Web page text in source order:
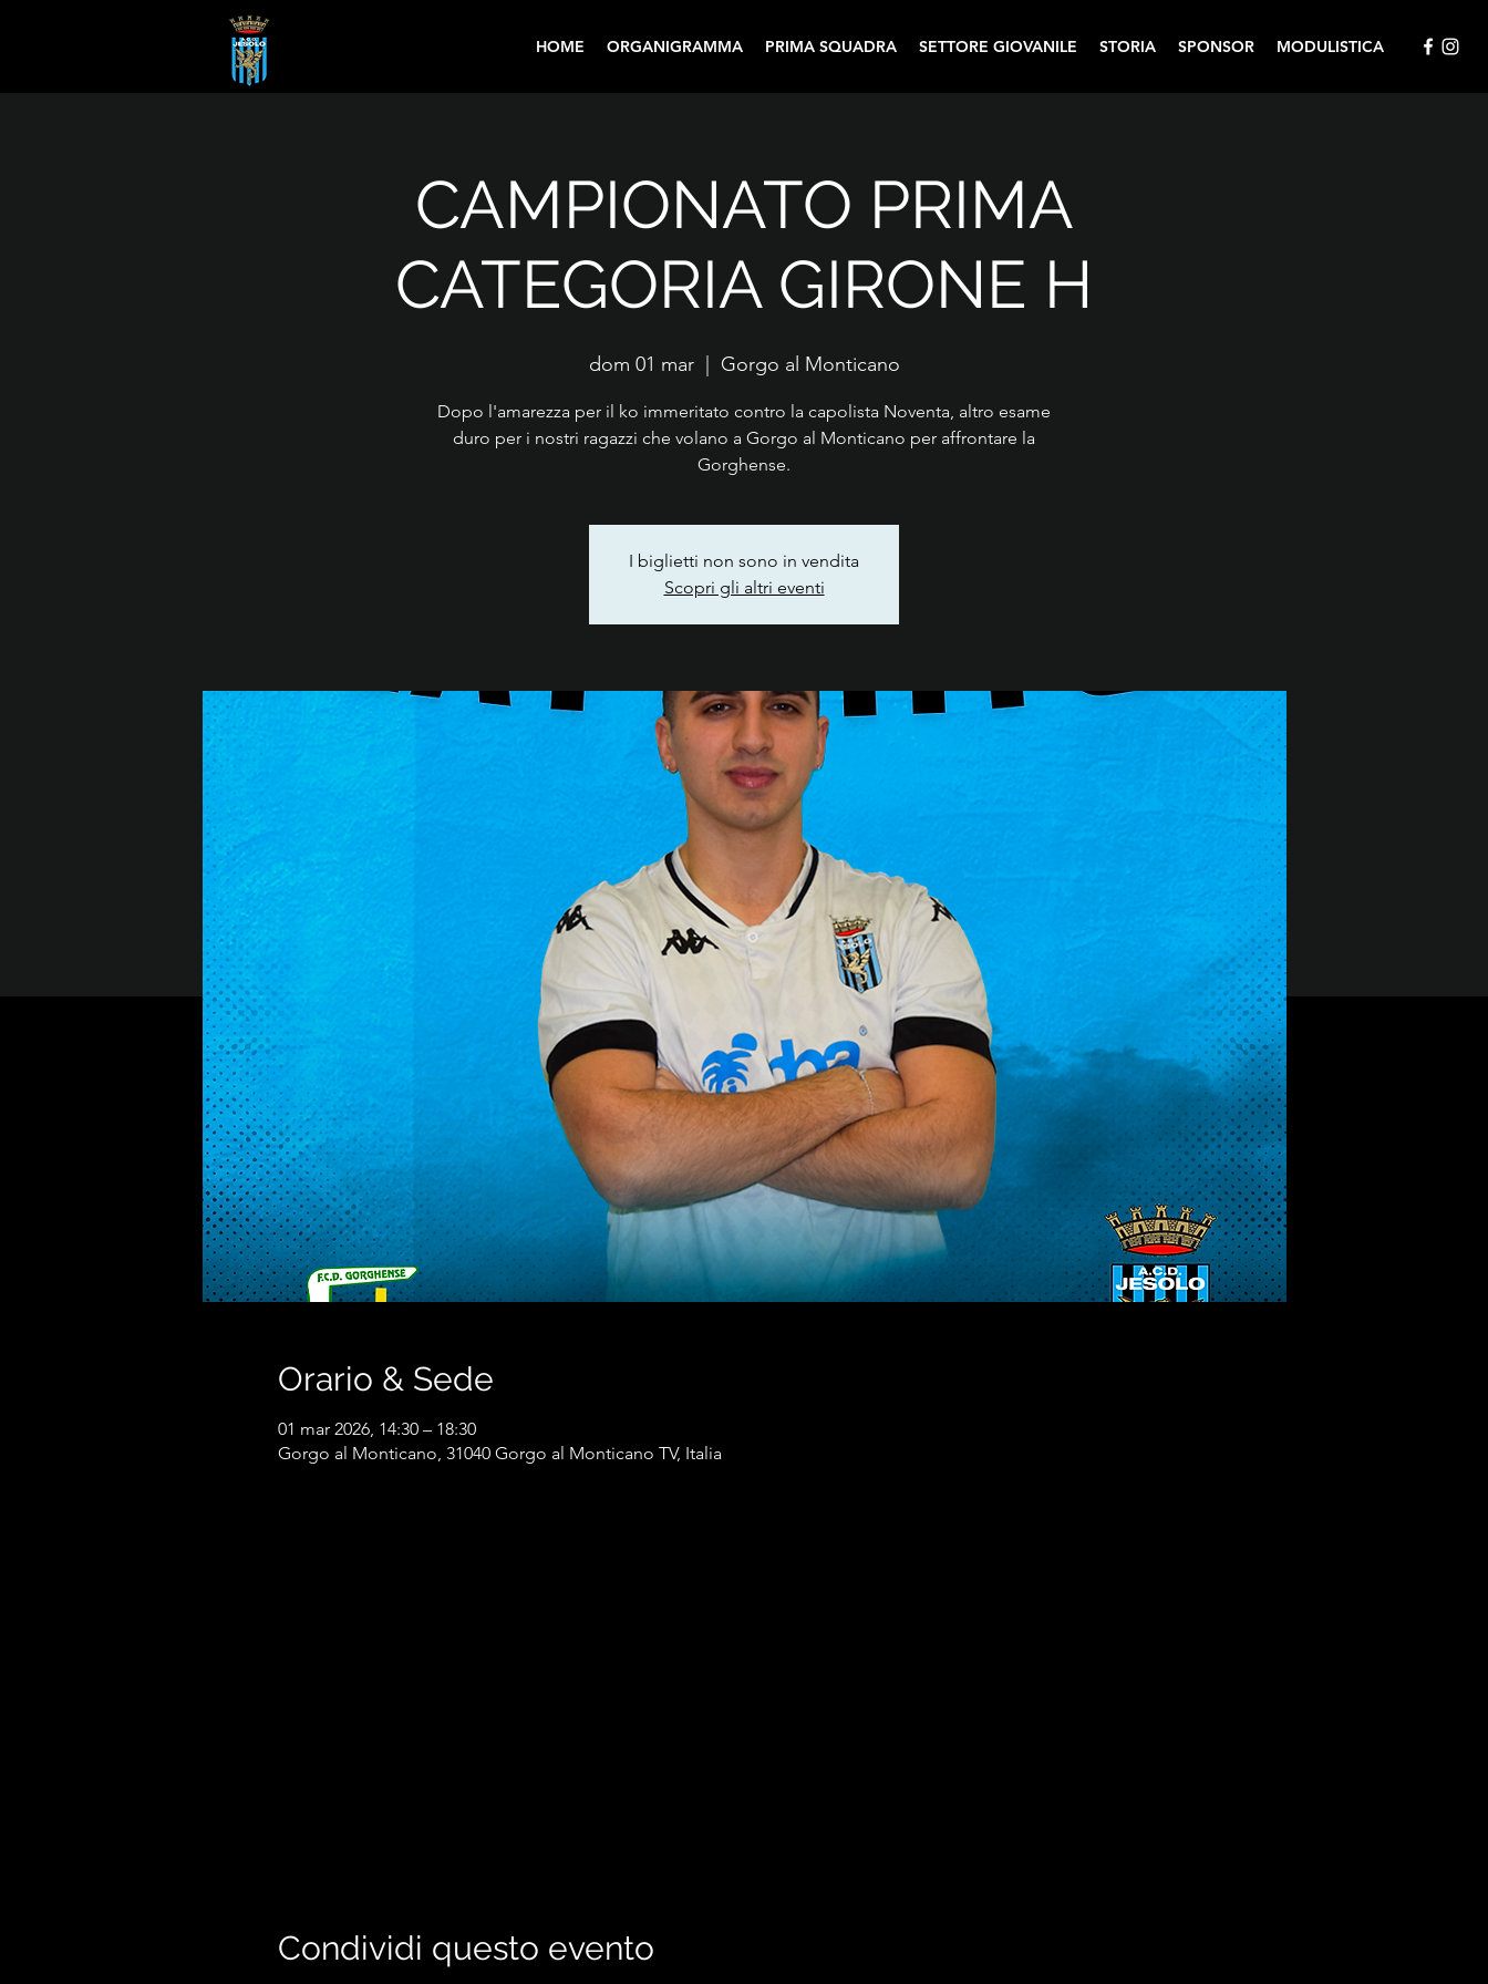
HOME ORGANIGRAMMA PRIMA SQUADRA SETTORE GIOVANILE STORIA SPONSOR MODULISTICA
CAMPIONATO PRIMA
CATEGORIA GIRONE H
dom 01 mar
  |
Gorgo al Monticano
Dopo l'amarezza per il ko immeritato contro la capolista Noventa, altro esame
duro per i nostri ragazzi che volano a Gorgo al Monticano per affrontare la
Gorghense.
I biglietti non sono in vendita
Scopri gli altri eventi
Orario & Sede
01 mar 2026, 14:30 – 18:30
Gorgo al Monticano, 31040 Gorgo al Monticano TV, Italia
Condividi questo evento